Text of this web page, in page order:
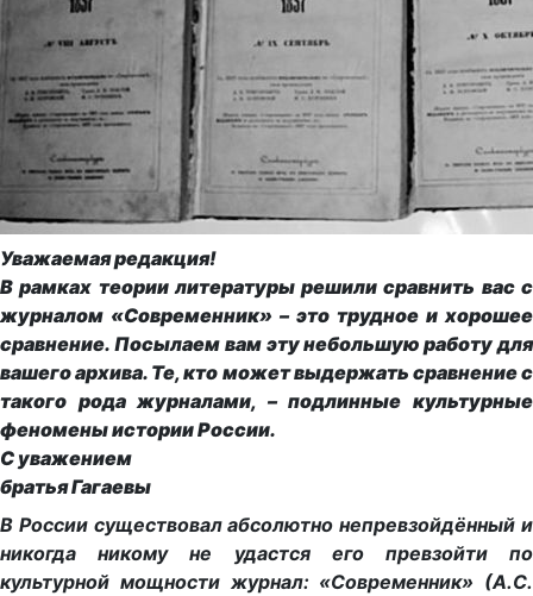
Уважаемая редакция!
В рамках теории литературы решили сравнить вас с
журналом «Современник» – это трудное и хорошее
сравнение. Посылаем вам эту небольшую работу для
вашего архива. Те, кто может выдержать сравнение с
такого рода журналами, – подлинные культурные
феномены истории России.
С уважением
братья Гагаевы
В России существовал абсолютно непревзойдённый и
никогда никому не удастся его превзойти по
культурной мощности журнал: «Современник» (А.С.